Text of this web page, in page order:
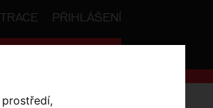
PŘIHLÁŠENÍ